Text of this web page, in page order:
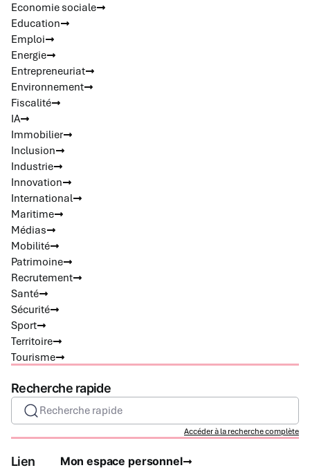
Economie sociale
Education
Emploi
Energie
Entrepreneuriat
Environnement
Fiscalité
IA
Immobilier
Inclusion
Industrie
Innovation
International
Maritime
Médias
Mobilité
Patrimoine
Recrutement
Santé
Sécurité
Sport
Territoire
Tourisme
Recherche rapide
Recherche rapide
Accéder à la recherche complète
Lien
Mon espace personnel